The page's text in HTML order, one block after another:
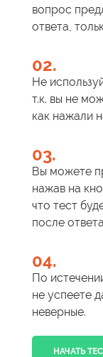
вопрос
ответа,
02.
Не
т.к. вы не
как нажали
03.
Вы можете
нажав на
что тест
после
04.
По
не успеете
неверные.
НАЧАТЬ